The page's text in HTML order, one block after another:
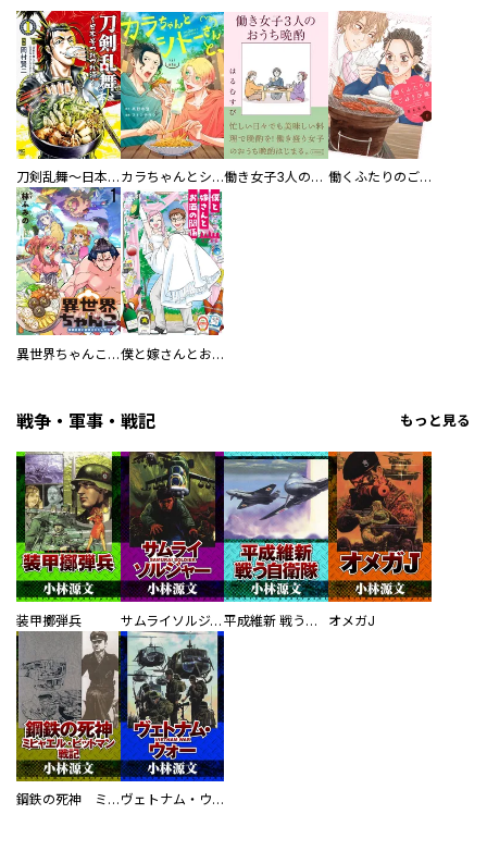
刀剣乱舞～日本号つれづれ酒～ カラちゃんとシトーさんと、 【分冊版】 働き女子3人のおうち晩酌 働くふたりのごほうび飯
異世界ちゃんこ～横綱目前に召喚されたんだが～ 【連載版】 僕と嫁さんとお酒の関係
戦争・軍事・戦記 もっと見る
装甲擲弾兵 サムライソルジャー SAMURAI SOLDIER 平成維新 戦う自衛隊 オメガJ
鋼鉄の死神 ミヒャエル・ビットマン戦記 ヴェトナム・ウォー VIETNAM WAR